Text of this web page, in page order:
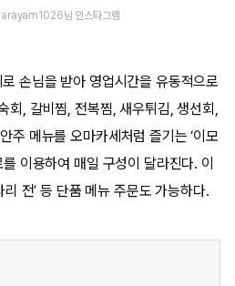
님 인스타그램
손님을 받아 영업시간을 유동적으로
회, 갈비찜, 전복찜, 새우튀김, 생선회,
주 메뉴를 오마카세처럼 즐기는 ‘이모
이용하여 매일 구성이 달라진다. 이
리 전’ 등 단품 메뉴 주문도 가능하다.